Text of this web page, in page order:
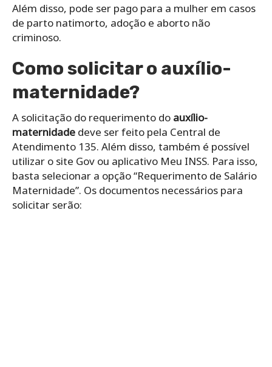
Além disso, pode ser pago para a mulher em casos
de parto natimorto, adoção e aborto não
criminoso.
Como solicitar o auxílio-
maternidade?
A solicitação do requerimento do auxílio-
maternidade deve ser feito pela Central de
Atendimento 135. Além disso, também é possível
utilizar o site Gov ou aplicativo Meu INSS. Para isso,
basta selecionar a opção “Requerimento de Salário
Maternidade”. Os documentos necessários para
solicitar serão: